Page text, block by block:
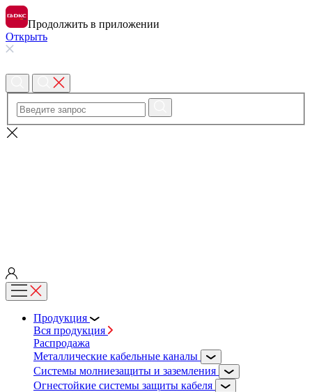
Продолжить в приложении
Открыть
Продукция
Вся продукция
Распродажа
Металлические кабельные каналы
Системы молниезащиты и заземления
Огнестойкие системы защиты кабеля